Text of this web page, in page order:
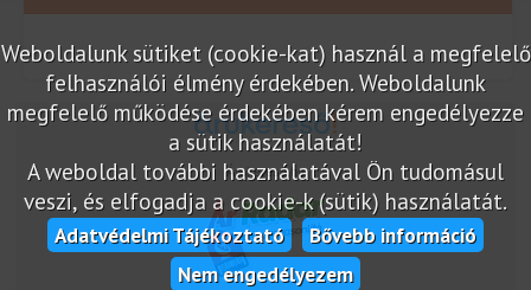
Weboldalunk sütiket (cookie-kat) használ a megfelelő
felhasználói élmény érdekében. Weboldalunk
megfelelő működése érdekében kérem engedélyezze
a sütik használatát!
A weboldal további használatával Ön tudomásul
veszi, és elfogadja a cookie-k (sütik) használatát.
Adatvédelmi Tájékoztató
Bővebb információ
Nem engedélyezem
Árukereső.hu